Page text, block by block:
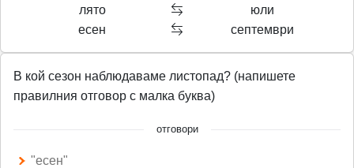
лято
юли
есен
септември
В кой сезон наблюдаваме листопад? (напишете
правилния отговор с малка буква)
отговори
"есен"